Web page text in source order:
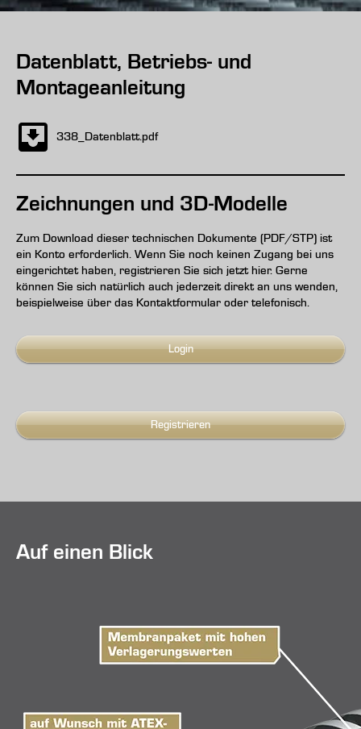
Datenblatt, Betriebs- und
Montageanleitung
338_Datenblatt.pdf
Zeichnungen und 3D-Modelle
Zum Download dieser technischen Dokumente (PDF/STP) ist
ein Konto erforderlich. Wenn Sie noch keinen Zugang bei uns
eingerichtet haben, registrieren Sie sich jetzt hier. Gerne
können Sie sich natürlich auch jederzeit direkt an uns wenden,
beispielweise über das Kontaktformular oder telefonisch.
Login
Registrieren
Auf einen Blick